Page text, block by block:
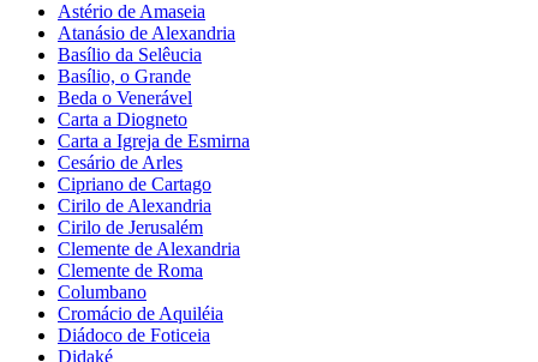
Astério de Amaseia
Atanásio de Alexandria
Basílio da Selêucia
Basílio, o Grande
Beda o Venerável
Carta a Diogneto
Carta a Igreja de Esmirna
Cesário de Arles
Cipriano de Cartago
Cirilo de Alexandria
Cirilo de Jerusalém
Clemente de Alexandria
Clemente de Roma
Columbano
Cromácio de Aquiléia
Diádoco de Foticeia
Didaké